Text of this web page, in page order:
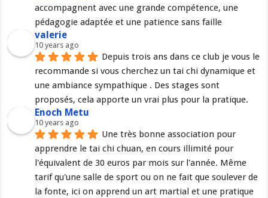
accompagnent avec une grande compétence, une
pédagogie adaptée et une patience sans faille
valerie
10 years ago
Depuis trois ans dans ce club je vous le
recommande si vous cherchez un tai chi dynamique et
une ambiance sympathique . Des stages sont
proposés, cela apporte un vrai plus pour la pratique.
Enoch Metu
10 years ago
Une très bonne association pour
apprendre le tai chi chuan, en cours illimité pour
l'équivalent de 30 euros par mois sur l'année. Même
tarif qu'une salle de sport ou on ne fait que soulever de
la fonte, ici on apprend un art martial et une pratique